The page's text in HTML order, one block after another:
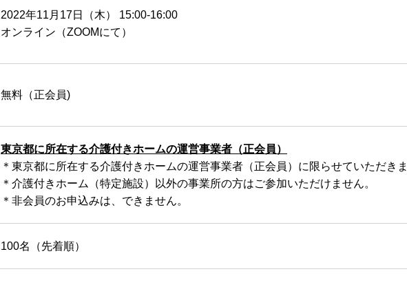
2022年11月17日（木） 15:00-16:00
オンライン（ZOOMにて）
無料（正会員)
東京都に所在する介護付きホームの運営事業者（正会員）
＊東京都に所在する介護付きホームの運営事業者（正会員）に限らせていただき
＊介護付きホーム（特定施設）以外の事業所の方はご参加いただけません。
＊非会員のお申込みは、できません。
100名（先着順）